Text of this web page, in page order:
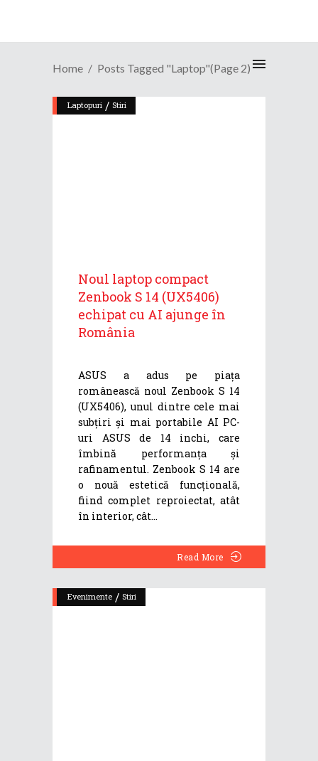
Home Posts Tagged "laptop"(Page 2)
Laptopuri / Stiri
Noul laptop compact
Zenbook S 14 (UX5406)
echipat cu AI ajunge în
România
ASUS a adus pe piața
românească noul Zenbook S 14
(UX5406), unul dintre cele mai
subțiri și mai portabile AI PC-
uri ASUS de 14 inchi, care
îmbină performanța și
rafinamentul. Zenbook S 14 are
o nouă estetică funcțională,
fiind complet reproiectat, atât
în interior, cât
Read More
Evenimente / Stiri